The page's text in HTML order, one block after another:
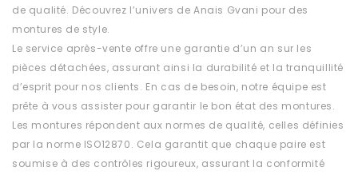
de qualité. Découvrez l’univers de Anais Gvani pour des
montures de style.
Le service après-vente offre une garantie d’un an sur les
pièces détachées, assurant ainsi la durabilité et la tranquillité
d’esprit pour nos clients. En cas de besoin, notre équipe est
prête à vous assister pour garantir le bon état des montures.
Les montures répondent aux normes de qualité, celles définies
par la norme ISO12870. Cela garantit que chaque paire est
soumise à des contrôles rigoureux, assurant la conformité